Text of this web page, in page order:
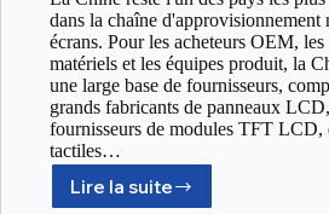
dans la chaîne d'approvisionnement
écrans. Pour les acheteurs OEM,
matériels et les équipes produit, la
une large base de fournisseurs,
grands fabricants de panneaux
fournisseurs de modules TFT LCD,
tactiles…
Lire la suite